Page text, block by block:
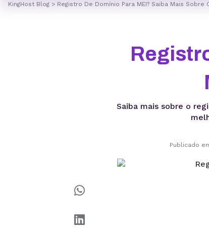
KingHost Blog > Registro De Domínio Para MEI? Saiba Mais Sobre
Saiba mais sobre o
Publicado